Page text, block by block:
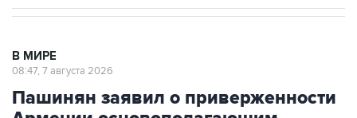
Пашинян заявил о приверженности
Армении основополагающим
принципам ЕАЭС